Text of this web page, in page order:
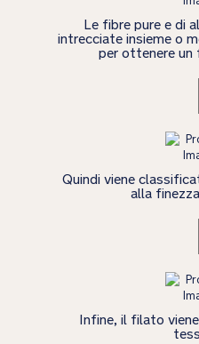
Le fibre pure e di
intrecciate insieme o
per ottenere
Quindi viene
alla
Infine, il filato